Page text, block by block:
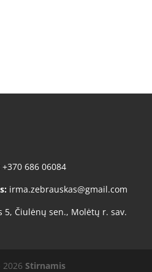
+370 686 06084
irma.zebrauskas@gmail.com
5, Čiulėnų sen., Molėtų r. sav.
2026Stirnamis